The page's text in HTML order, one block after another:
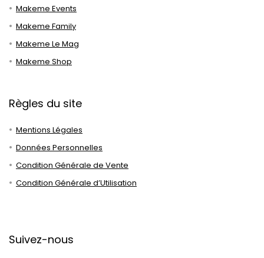
Makeme Events
Makeme Family
Makeme Le Mag
Makeme Shop
Règles du site
Mentions Légales
Données Personnelles
Condition Générale de Vente
Condition Générale d’Utilisation
Suivez-nous